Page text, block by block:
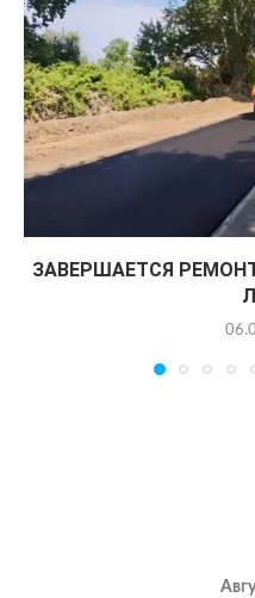
ЗАВЕРШАЕТСЯ